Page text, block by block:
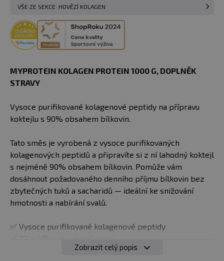
VŠE ZE SEKCE: HOVĚZÍ KOLAGEN
MYPROTEIN KOLAGEN PROTEIN 1000 G, DOPLNĚK
STRAVY
Vysoce purifikované kolagenové peptidy na přípravu
koktejlu s 90% obsahem bílkovin.
Tato směs je vyrobená z vysoce purifikovaných
kolagenových peptidů a připravíte si z ní lahodný koktejl
s nejméně 90% obsahem bílkovin. Pomůže vám
dosáhnout požadovaného denního příjmu bílkovin bez
zbytečných tuků a sacharidů — ideální ke snižování
hmotnosti a nabírání svalů.
✅ Vysoce purifikované kolagenové peptidy
Nulový obsah tuku a cukru
Zobrazit celý popis